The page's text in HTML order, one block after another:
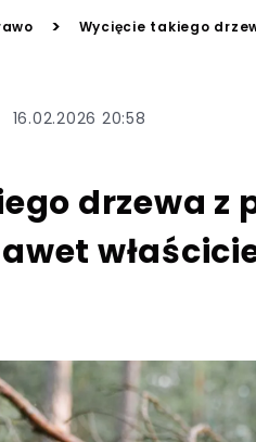
> Wycięcie takiego
16.02.2026 20:58
drzewa z